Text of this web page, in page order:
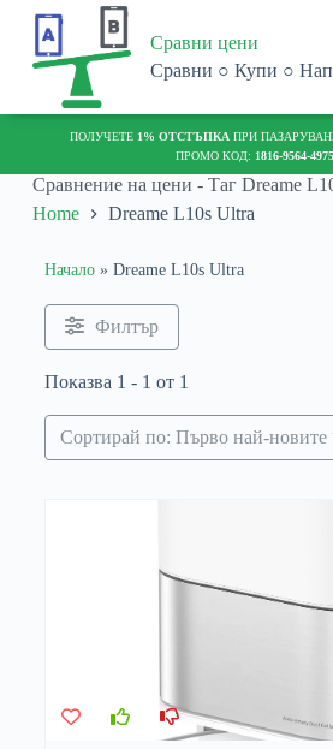
o
Сравни цени
Сравни ○ Купи ○
ПОЛУЧЕТЕ 1% ОТСТЪПКА ПРИ
ПРОМО КОД: 1816-9564-
Сравнение на цени - ТагDreame
Home
Dreame L10s Ultra
Начало» Dreame L10s Ultra
Филтър
Показва 1 - 1 от 1
Сортирай по: Първо най-новите